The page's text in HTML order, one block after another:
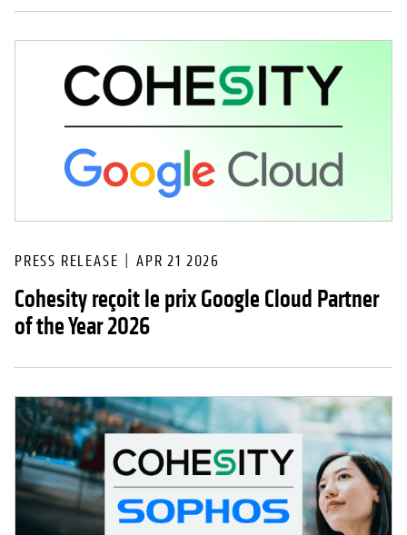
PRESS RELEASE APR 21 2026
Cohesity reçoit le prix Google Cloud Partner
of the Year 2026